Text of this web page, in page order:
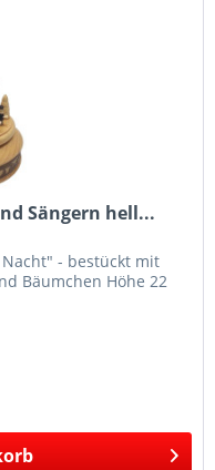
Sängern hell...
- bestückt mit
Bäumchen Höhe 22